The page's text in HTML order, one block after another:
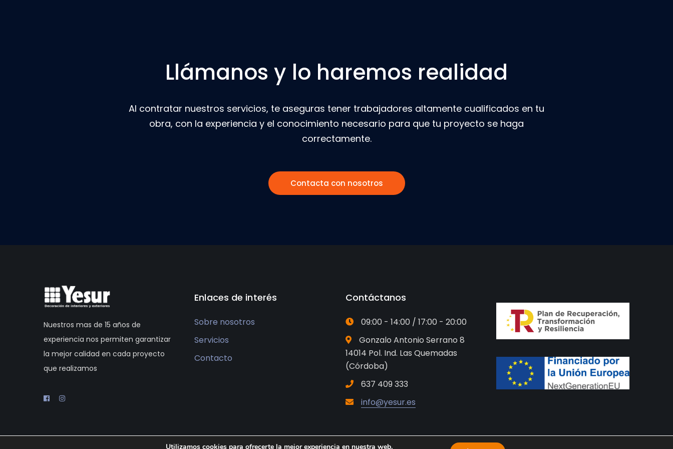
Llámanos y lo haremos realidad
Al contratar nuestros servicios, te aseguras tener trabajadores altamente cualificados en tu
obra, con la experiencia y el conocimiento necesario para que tu proyecto se haga
correctamente.
Contacta con nosotros
Nuestros mas de 15 años de
experiencia nos permiten garantizar
la mejor calidad en cada proyecto
que realizamos
Enlaces de interés
Sobre nosotros
Servicios
Contacto
Contáctanos
09:00 - 14:00 / 17:00 - 20:00
Gonzalo Antonio Serrano 8
14014 Pol. Ind. Las Quemadas
(Córdoba)
637 409 333
info@yesur.es
Utilizamos cookies para ofrecerte la mejor experiencia en nuestra web.